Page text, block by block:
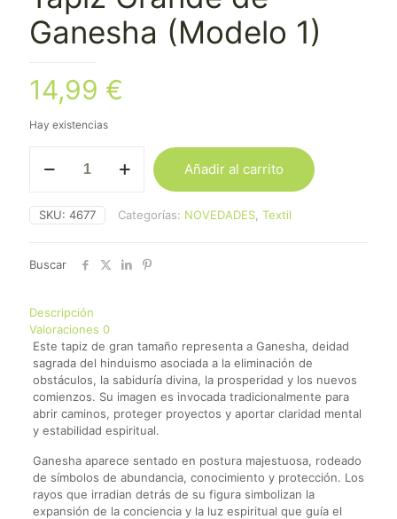
Ganesha (Modelo 1)
14,99 €
Hay existencias
Grande
Ganesha
(Modelo
Añadir al carrito
SKU: 4677 Categorías: NOVEDADES Textil
Buscar
Descripción
Valoraciones 0
Este tapiz de gran tamaño representa a Ganesha, deidad
sagrada del hinduismo asociada a la eliminación de
obstáculos, la sabiduría divina, la prosperidad y los nuevos
comienzos. Su imagen es invocada tradicionalmente para
abrir caminos, proteger proyectos y aportar claridad mental
y estabilidad espiritual.
Ganesha aparece sentado en postura majestuosa, rodeado
de símbolos de abundancia, conocimiento y protección. Los
rayos que irradian detrás de su figura simbolizan la
expansión de la conciencia y la luz espiritual que guía el